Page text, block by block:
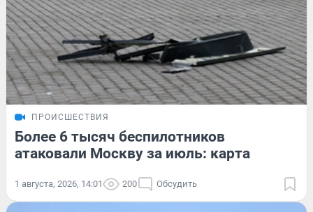
ПРОИСШЕСТВИЯ
Более 6 тысяч беспилотников
атаковали Москву за июль: карта
1 августа, 2026, 14:01 200 Обсудить